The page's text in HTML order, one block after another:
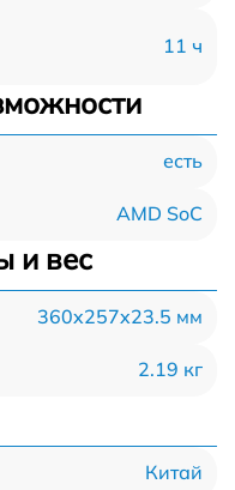
11 ч
есть
AMD SoC
и вес
360x257x23.5 мм
2.19 кг
Китай